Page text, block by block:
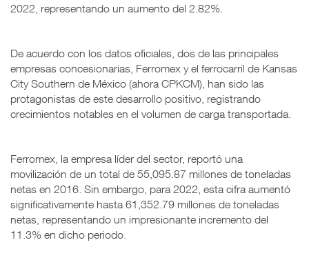
2022, representando un aumento del 2.82%.
De acuerdo con los datos oficiales, dos de las principales
empresas concesionarias, Ferromex y el ferrocarril de Kansas
City Southern de México (ahora CPKCM), han sido las
protagonistas de este desarrollo positivo, registrando
crecimientos notables en el volumen de carga transportada.
Ferromex, la empresa líder del sector, reportó una
movilización de un total de 55,095.87 millones de toneladas
netas en 2016. Sin embargo, para 2022, esta cifra aumentó
significativamente hasta 61,352.79 millones de toneladas
netas, representando un impresionante incremento del
11.3% en dicho periodo.